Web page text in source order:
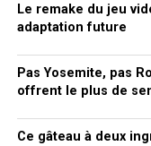
Le remake du jeu
adaptation future
Pas Yosemite, pas
offrent le plus de
Ce gâteau à deux